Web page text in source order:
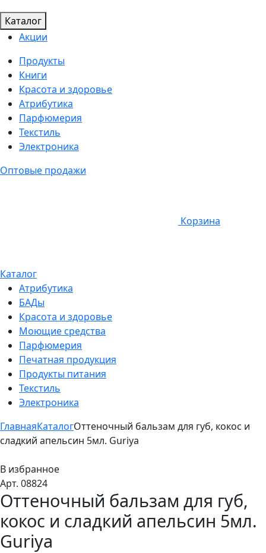
Каталог
Акции
Продукты
Книги
Красота и здоровье
Атрибутика
Парфюмерия
Текстиль
Электроника
Оптовые продажи
Корзина
Каталог
Атрибутика
БАДы
Красота и здоровье
Моющие средства
Парфюмерия
Печатная продукция
Продукты питания
Текстиль
Электроника
ГлавнаяКаталогОттеночный бальзам для губ, кокос и
сладкий апельсин 5мл. Guriya
В избранное
Арт. 08824
Оттеночный бальзам для губ,
кокос и сладкий апельсин 5мл.
Guriya